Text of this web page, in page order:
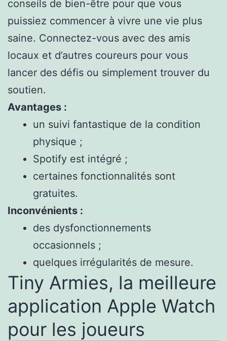
conseils de bien-être pour que vous
puissiez commencer à vivre une vie plus
saine. Connectez-vous avec des amis
locaux et d’autres coureurs pour vous
lancer des défis ou simplement trouver du
soutien.
Avantages :
un suivi fantastique de la condition
physique ;
Spotify est intégré ;
certaines fonctionnalités sont
gratuites.
Inconvénients :
des dysfonctionnements
occasionnels ;
quelques irrégularités de mesure.
Tiny Armies, la meilleure
application Apple Watch
pour les joueurs